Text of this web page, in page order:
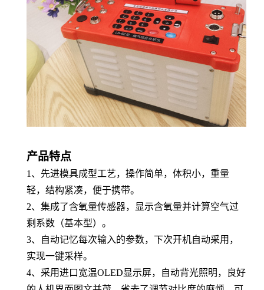
产品特点
1、先进模具成型工艺，操作简单，体积小，重量
轻，结构紧凑，便于携带。
2、集成了含氧量传感器，显示含氧量并计算空气过
剩系数（基本型）。
3、自动记忆每次输入的参数，下次开机自动采用，
实现一键采样。
4、采用进口宽温OLED显示屏，自动背光照明，良好